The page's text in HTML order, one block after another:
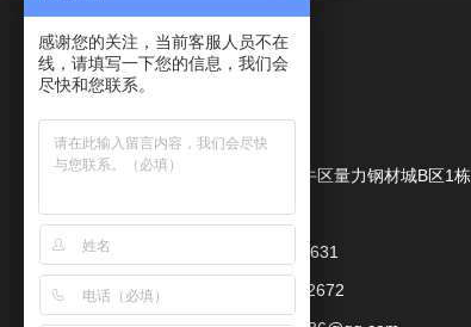
联系我们
成都鑫力量商贸有限公司
公司地址：
成都市金牛区量力钢材城B区1栋
联系人：
朱经理
18080079631
座机：
028-89992672
感谢您的关注，当前客服人员不在
线，请填写一下您的信息，我们会
尽快和您联系。